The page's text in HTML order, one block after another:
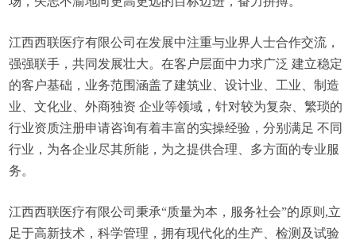
江西西联医疗有限公司在发展中注重与业界人士合作交流，
强强联手，共同发展壮大。在客户层面中力求广泛 建立稳定
的客户基础，业务范围涵盖了建筑业、设计业、工业、制造
业、文化业、外商独资 企业等领域，针对较为复杂、繁琐的
行业资质注册申请咨询有着丰富的实操经验，分别满足 不同
行业，为各企业尽其所能，为之提供合理、多方面的专业服
务。
江西西联医疗有限公司秉承“质量为本，服务社会”的原则,立
足于高新技术，科学管理，拥有现代化的生产、检测及试验